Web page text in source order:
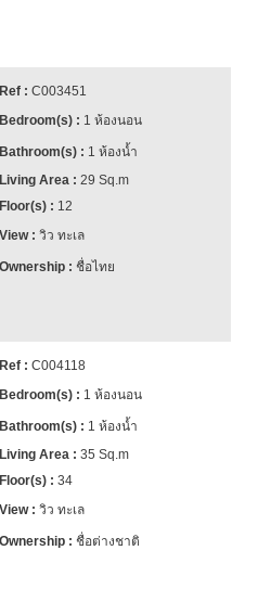
C003451
1 ห้องนอน
1 ห้องน้ำ
29 Sq.m
12
วิว ทะเล
ชื่อไทย
C004118
1 ห้องนอน
1 ห้องน้ำ
35 Sq.m
34
วิว ทะเล
ชื่อต่างชาติ